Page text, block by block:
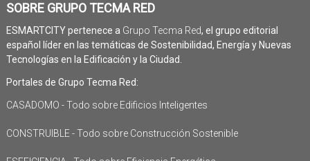
SOBRE GRUPO TECMA RED
ESMARTCITY pertenece a Grupo Tecma Red, el grupo editorial
español líder en las temáticas de Sostenibilidad, Energía y Nuevas
Tecnologías en la Edificación y la Ciudad.
Portales de Grupo Tecma Red:
CASADOMO - Todo sobre Edificios Inteligentes
CONSTRUIBLE - Todo sobre Construcción Sostenible